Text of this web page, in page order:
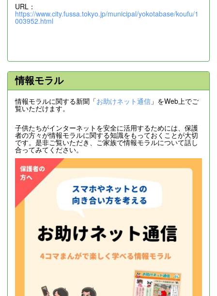
URL：
https://www.city.fussa.tokyo.jp/municipal/yokotabase/koufu/1
003952.html
情報モラル
情報モラルに関する新聞「お助けネット通信 」をWeb上でご
覧いただけます。
子供たちがインターネットを安全に活用するためには、保護
者の方々が情報モラルに関する知識をもっておくことが大切
です。是非ご覧いただき、ご家族で情報モラルについて話し
合ってみてください。